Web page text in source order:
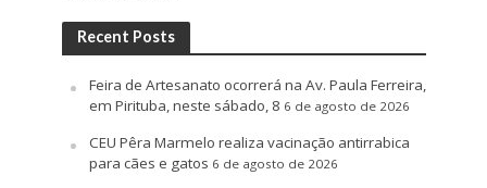
Recent Posts
Feira de Artesanato ocorrerá na Av. Paula Ferreira,
em Pirituba, neste sábado, 8 6 de agosto de 2026
CEU Pêra Marmelo realiza vacinação antirrabica
para cães e gatos 6 de agosto de 2026